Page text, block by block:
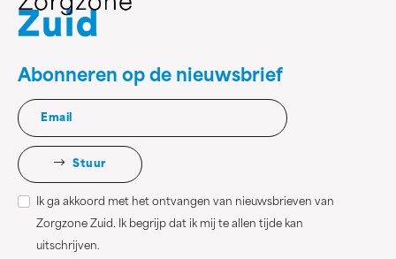
Abonneren op de nieuwsbrief
Stuur
Ik ga akkoord met het ontvangen van nieuwsbrieven van
Zorgzone Zuid. Ik begrijp dat ik mij te allen tijde kan
uitschrijven.